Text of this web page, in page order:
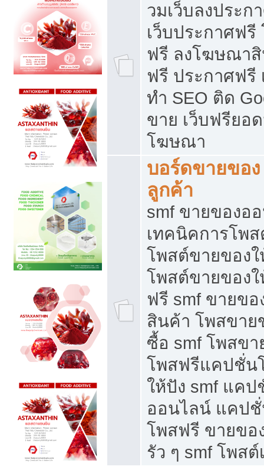
วมเว็บลงประก
เว็บประกาศฟ
ฟรี ลงโฆษณา
ฟรี ประกาศฟรี
ทำ SEO ติด
ขาย เว็บฟรียอ
โฆษณา
บอร์ดขายของ
ลูกค้า
smf ขายของอ
เทคนิคการโพ
โพสต์ขายของ
โพสต์ขายของ
ฟรี smf ขายข
สินค้า โพสขาย
ซื้อ smf โพสข
โพสฟรีแคปชั่น
ให้ปัง smf แค
ออนไลน์ แคป
โพสฟรี ขายขอ
รัว ๆ smf โพส